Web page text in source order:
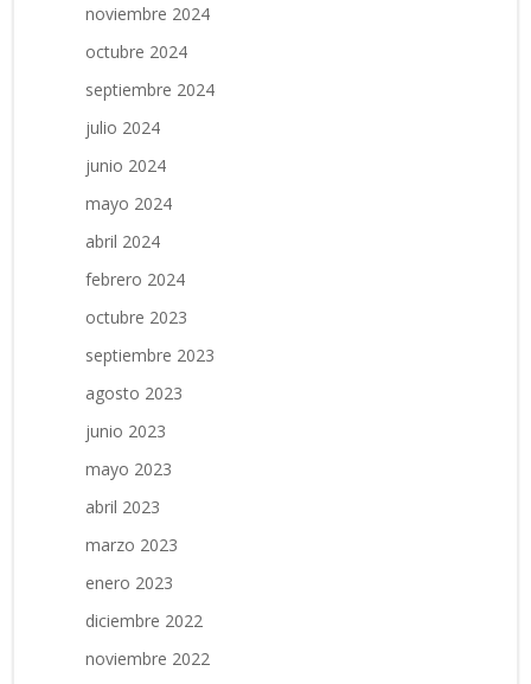
noviembre 2024
octubre 2024
septiembre 2024
julio 2024
junio 2024
mayo 2024
abril 2024
febrero 2024
octubre 2023
septiembre 2023
agosto 2023
junio 2023
mayo 2023
abril 2023
marzo 2023
enero 2023
diciembre 2022
noviembre 2022